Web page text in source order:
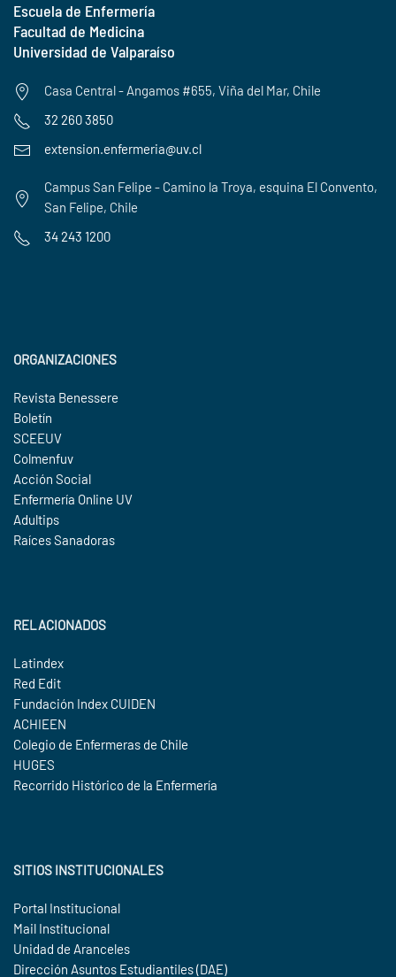
Escuela de Enfermería
Facultad de Medicina
Universidad de Valparaíso
Casa Central - Angamos #655, Viña del Mar, Chile
32 260 3850
extension.enfermeria@uv.cl
Campus San Felipe - Camino la Troya, esquina El Convento,
San Felipe, Chile
34 243 1200
ORGANIZACIONES
Revista Benessere
Boletín
SCEEUV
Colmenfuv
Acción Social
Enfermería Online UV
Adultips
Raíces Sanadoras
RELACIONADOS
Latindex
Red Edit
Fundación Index CUIDEN
ACHIEEN
Colegio de Enfermeras de Chile
HUGES
Recorrido Histórico de la Enfermería
SITIOS INSTITUCIONALES
Portal Institucional
Mail Institucional
Unidad de Aranceles
Dirección Asuntos Estudiantiles (DAE)